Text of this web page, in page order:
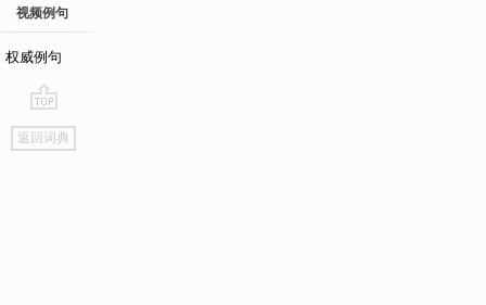
视频例句
权威例句
go
top
返回词典